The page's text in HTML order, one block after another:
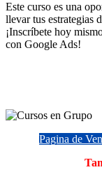
Este curso es una
llevar tus estrategias
¡Inscríbete hoy
con Google Ads!
Pagina de